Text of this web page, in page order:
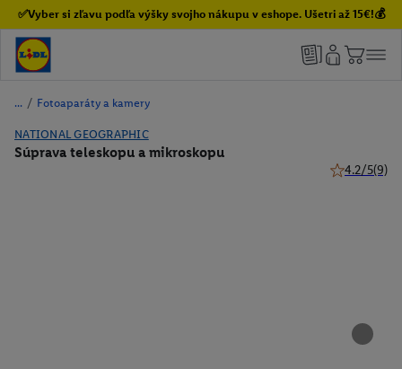
✅Vyber si zľavu podľa výšky svojho nákupu v eshope. Ušetri až 15€!💰
/ Fotoaparáty a kamery
NATIONAL GEOGRAPHIC
Súprava teleskopu a mikroskopu
4.2/5(9)